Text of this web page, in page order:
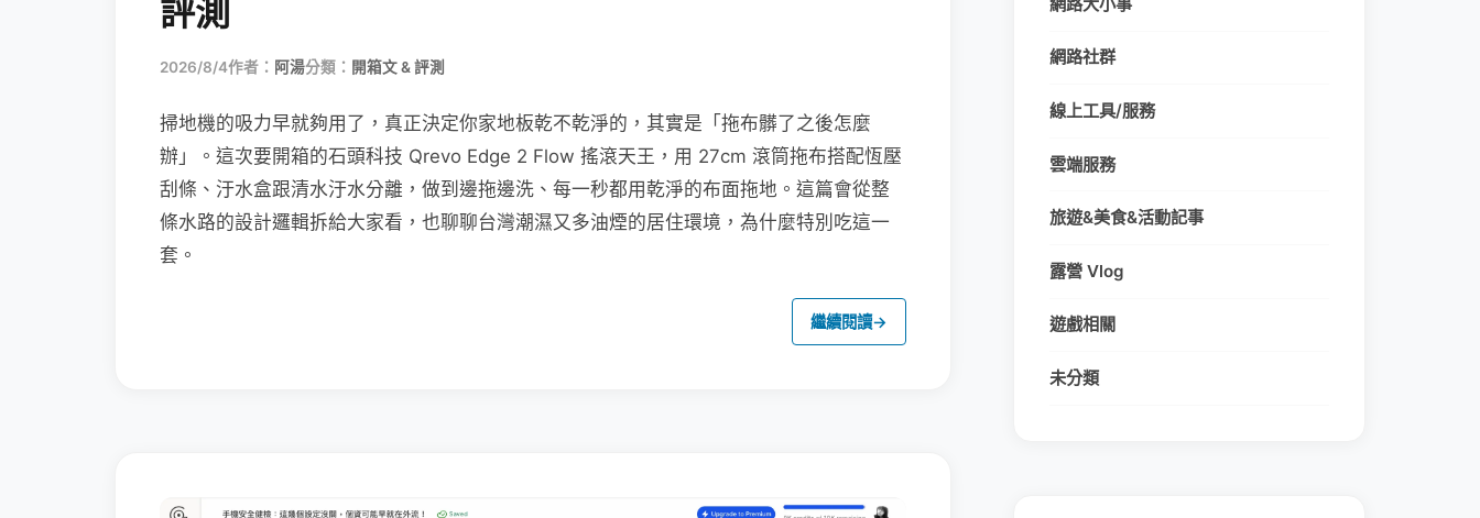
評測
2026/8/4作者： 阿湯分類： 開箱文 & 評測
掃地機的吸力早就夠用了，真正決定你家地板乾不乾淨的，其實是「拖布髒了之後怎麼
辦」。這次要開箱的石頭科技 Qrevo Edge 2 Flow 搖滾天王，用 27cm 滾筒拖布搭配恆壓
刮條、汙水盒跟清水汙水分離，做到邊拖邊洗、每一秒都用乾淨的布面拖地。這篇會從整
條水路的設計邏輯拆給大家看，也聊聊台灣潮濕又多油煙的居住環境，為什麼特別吃這一
套。
繼續閱讀→
網路社群
線上工具/服務
雲端服務
旅遊&美食&活動記事
露營 Vlog
遊戲相關
未分類